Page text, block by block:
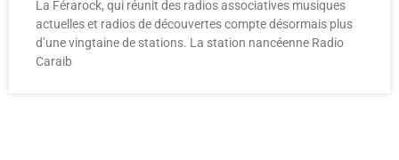
La Férarock, qui réunit des radios associatives musiques
actuelles et radios de découvertes compte désormais plus
d’une vingtaine de stations. La station nancéenne Radio
Caraib